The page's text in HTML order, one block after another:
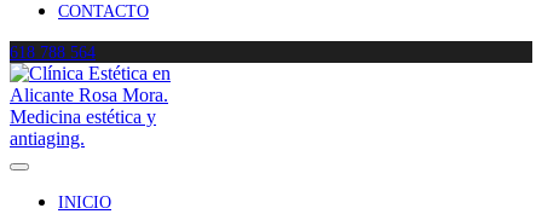
CONTACTO
618 788 564
INICIO